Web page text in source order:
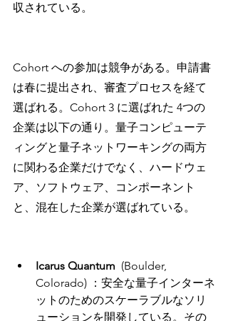
収されている。
Cohort への参加は競争がある。申請書
は春に提出され、審査プロセスを経て
選ばれる。Cohort 3 に選ばれた 4つの
企業は以下の通り。量子コンピューテ
ィングと量子ネットワーキングの両方
に関わる企業だけでなく、ハードウェ
ア、ソフトウェア、コンポーネント
と、混在した企業が選ばれている。
Icarus Quantum
  (Boulder,
Colorado) ：安全な量子インターネ
ットのためのスケーラブルなソリ
ューションを開発している。その